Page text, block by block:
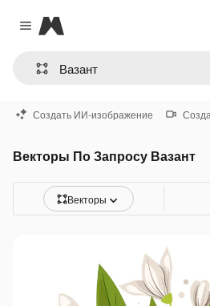
Close menu
Magnific
Создать ИИ-изображение
Векторы По Запросу Вазант
Векторы